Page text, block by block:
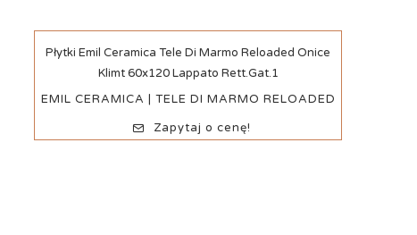
Płytki Emil Ceramica Tele Di Marmo Reloaded Onice
Klimt 60x120 Lappato Rett.Gat.1
EMIL CERAMICA | TELE DI MARMO RELOADED
Zapytaj o cenę!
Szybki podgląd